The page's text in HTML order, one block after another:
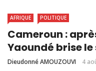
AFRIQUE POLITIQUE
Cameroun :
Yaoundé brise
Dieudonné AMOUZOUVI 4